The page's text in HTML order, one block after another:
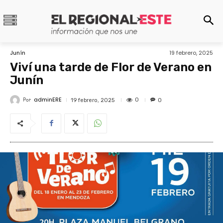
Junín 19 febrero, 2025
Viví una tarde de Flor de Verano en
Junín
Por adminERE 19 febrero, 2025 0 0